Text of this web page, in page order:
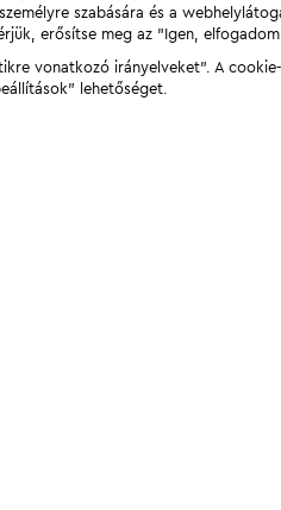
szabására és a
erősítse meg az "Igen,
vonatkozó irányelveket". A
lehetőséget.